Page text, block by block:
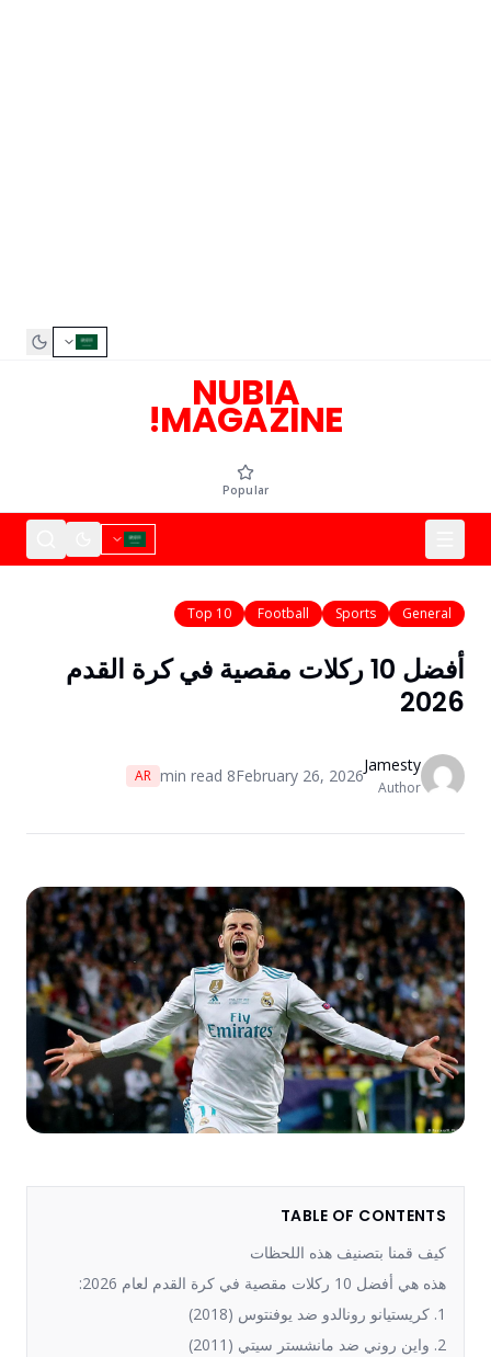
NUBIA
MAGAZINE!
Popular
General
Sports
Football
Top 10
أفضل 10 ركلات مقصية في كرة القدم
2026
Jamesty
Author
February 26, 2026
8
AR
TABLE OF CONTENTS
كيف قمنا بتصنيف هذه اللحظات
هذه هي أفضل 10 ركلات مقصية في كرة القدم لعام 2026:
1. كريستيانو رونالدو ضد يوفنتوس (2018)
2. واين روني ضد مانشستر سيتي (2011)